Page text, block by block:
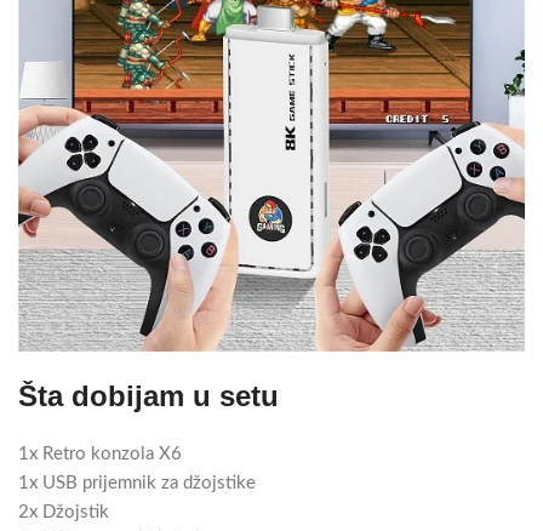
Šta dobijam u setu
1x Retro konzola X6
1x USB prijemnik za džojstike
2x Džojstik